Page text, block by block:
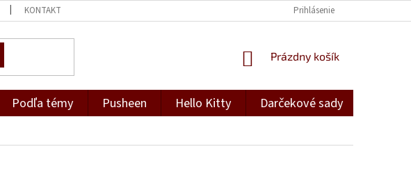
KONTAKT Prihlásenie
NÁKUPNÝ
Prázdny košík
Podľa témy Pusheen Hello Kitty Darčekové sady